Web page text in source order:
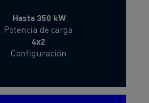
Hasta 350 kW
Potencia de carga
4x2
Configuración
Carga útil